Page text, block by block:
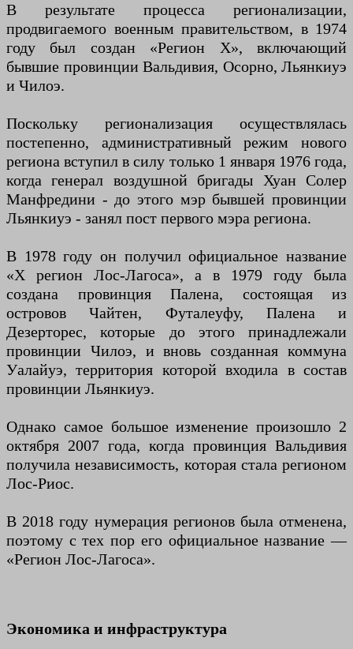
В результате процесса регионализации,
продвигаемого военным правительством, в 1974
году был создан «Регион X», включающий
бывшие провинции Вальдивия, Осорно, Льянкиуэ
и Чилоэ.
Поскольку регионализация осуществлялась
постепенно, административный режим нового
региона вступил в силу только 1 января 1976 года,
когда генерал воздушной бригады Хуан Солер
Манфредини - до этого мэр бывшей провинции
Льянкиуэ - занял пост первого мэра региона.
В 1978 году он получил официальное название
«X регион Лос-Лагоса», а в 1979 году была
создана провинция Палена, состоящая из
островов Чайтен, Футалеуфу, Палена и
Дезерторес, которые до этого принадлежали
провинции Чилоэ, и вновь созданная коммуна
Уалайуэ, территория которой входила в состав
провинции Льянкиуэ.
Однако самое большое изменение произошло 2
октября 2007 года, когда провинция Вальдивия
получила независимость, которая стала регионом
Лос-Риос.
В 2018 году нумерация регионов была отменена,
поэтому с тех пор его официальное название —
«Регион Лос-Лагоса».
Экономика и инфраструктура